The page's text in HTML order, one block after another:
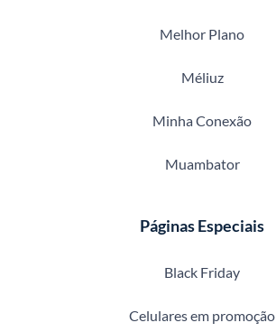
Melhor Plano
Méliuz
Minha Conexão
Muambator
Páginas Especiais
Black Friday
Celulares em promoção